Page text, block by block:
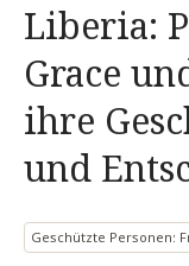
Liberia:
Grace
ihre
und
Geschützte Personen: